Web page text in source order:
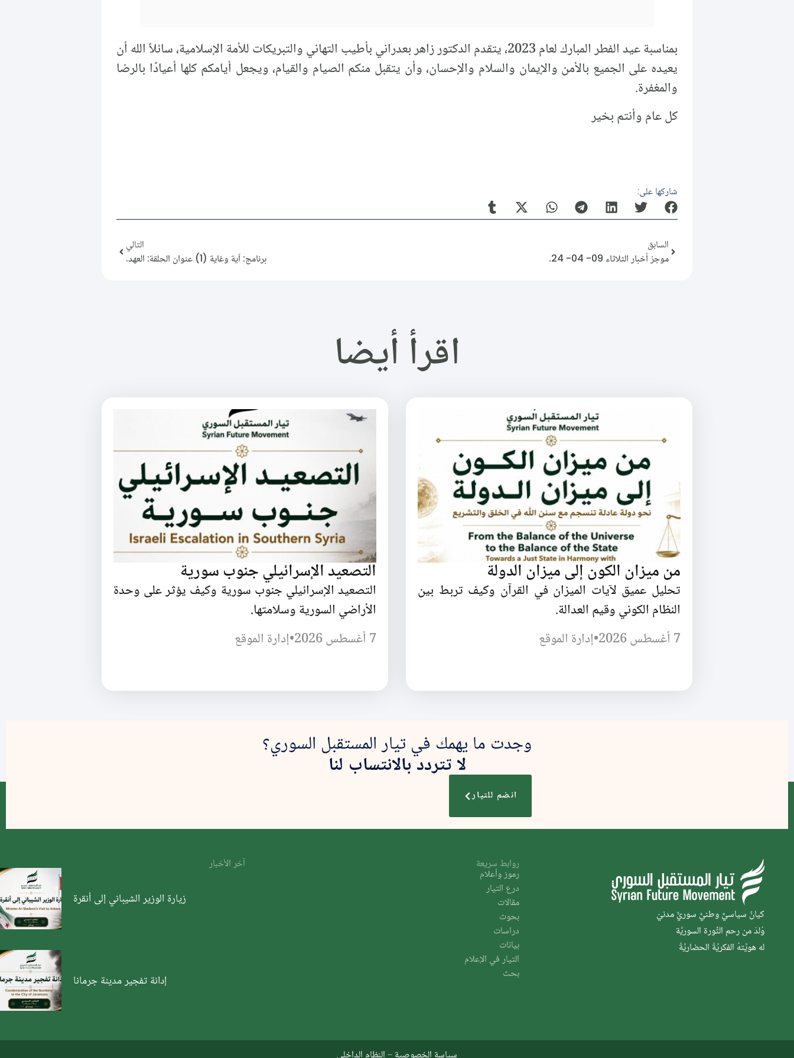
بمناسبة عيد الفطر المبارك لعام 2023، يتقدم الدكتور زاهر بعدراني بأطيب التهاني والتبريكات للأمة الإسلامية، سائلاً الله أن
يعيده على الجميع بالأمن والإيمان والسلام والإحسان، وأن يتقبل منكم الصيام والقيام، ويجعل أيامكم كلها أعيادًا بالرضا
والمغفرة.
كل عام وأنتم بخير
شاركها على:
السابق
موجز أخبار الثلاثاء 09- 04- 24.
التالي
برنامج: آية وغاية (1) عنوان الحلقة: العهد.
اقرأ أيضا
من ميزان الكون إلى ميزان الدولة
تحليل عميق لآيات الميزان في القرآن وكيف تربط بين
النظام الكوني وقيم العدالة.
7 أغسطس 2026
•إدارة الموقع
التصعيد الإسرائيلي جنوب سورية
التصعيد الإسرائيلي جنوب سورية وكيف يؤثر على وحدة
الأراضي السورية وسلامتها.
7 أغسطس 2026
•إدارة الموقع
وجدت ما يهمك في تيار المستقبل السوري؟
لا تتردد بالانتساب لنا
انضم للتيار
كيانٌ سياسيٌّ وطنيٌّ سوريٌّ مدنيّ
وُلدَ من رحم الثَّورة السوريَّة
له هويَّتهُ الفكريَّةُ الحضاريَّةُ
روابط سريعة
رموز وأعلام
درع التيار
مقالات
بحوث
دراسات
بيانات
التيار في الإعلام
بحث
آخر الأخبار
زيارة الوزير الشيباني إلى أنقرة
إدانة تفجير مدينة جرمانا
سياسة الخصوصية – النظام الداخلي